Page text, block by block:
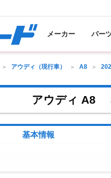
メーカー パー
アウディ（現行車） A8
アウディ A8
基本情報